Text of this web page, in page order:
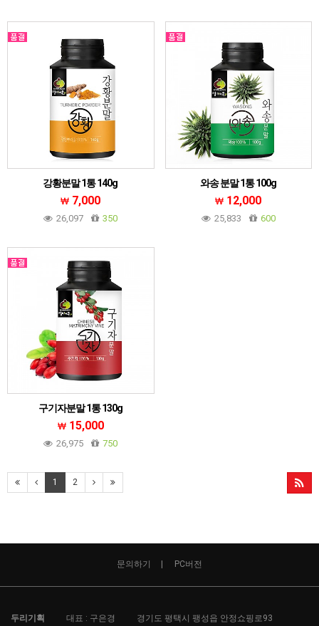
강황분말 1통 140g
7,000
26,097 350
와송 분말 1통 100g
12,000
25,833 600
구기자분말 1통 130g
15,000
26,975 750
1 2
문의하기 PC버전
두리기획 대표 : 구은경 경기도 평택시 팽성읍 안정쇼핑로93